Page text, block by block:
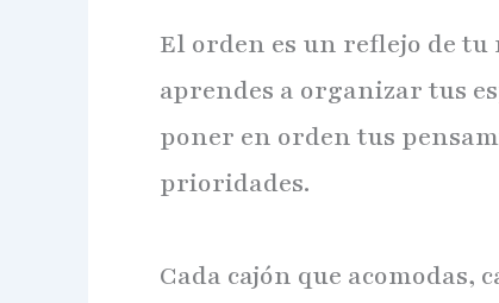
El orden es un reflejo de
aprendes a organizar tus
poner en orden tus
prioridades.
Cada cajón que acomodas,